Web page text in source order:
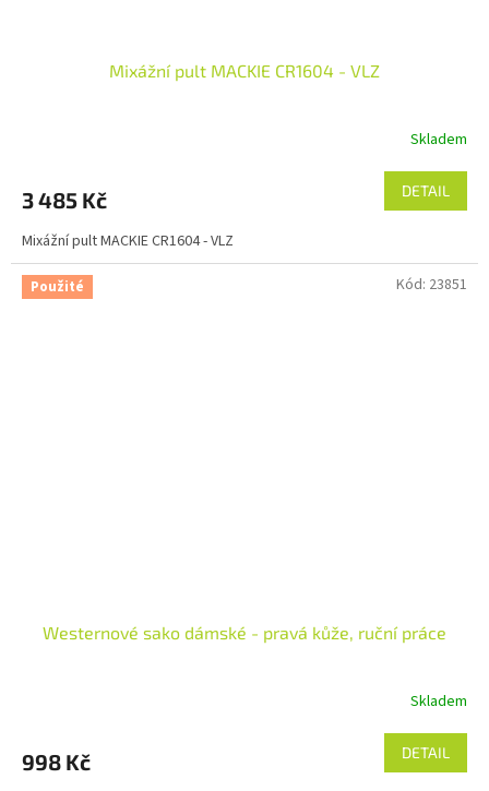
Mixážní pult MACKIE CR1604 - VLZ
Skladem
3 485 Kč DETAIL
Mixážní pult MACKIE CR1604 - VLZ
Použité
Westernové sako dámské - pravá kůže, ruční práce
Skladem
998 Kč DETAIL
Kód: 23851